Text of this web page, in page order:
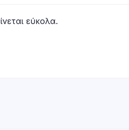
εύκολα.